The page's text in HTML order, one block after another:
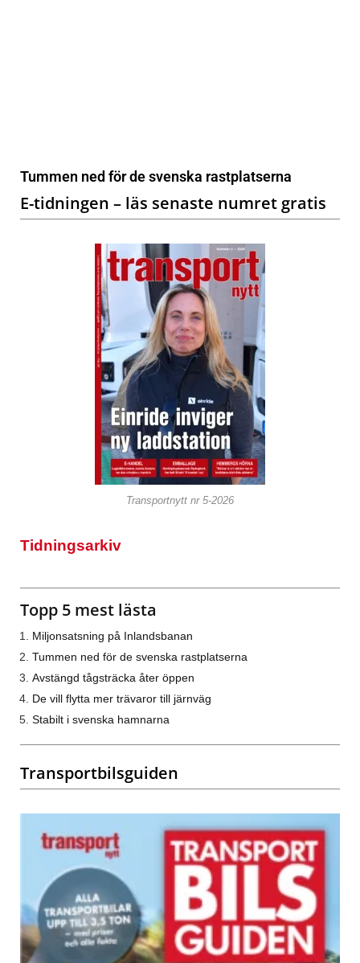
Tummen ned för de svenska rastplatserna
E-tidningen – läs senaste numret gratis
Transportnytt nr 5-2026
Tidningsarkiv
Topp 5 mest lästa
Miljonsatsning på Inlandsbanan
Tummen ned för de svenska rastplatserna
Avstängd tågsträcka åter öppen
De vill flytta mer trävaror till järnväg
Stabilt i svenska hamnarna
Transportbilsguiden